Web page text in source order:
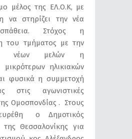
μέλος της ΕΛ.Ο.Κ, με
να στηρίζει την νέα
Στόχος η
του τμήματος με την
νέων μελών η
ηλικιακών
φυσικά η συμμετοχή
στις αγωνιστικές
Ομοσπονδίας . Στους
ο Δημοτικός
Θεσσαλονίκης για